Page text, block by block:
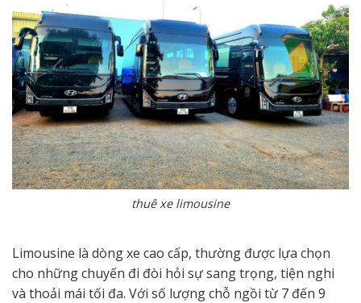
thuê xe limousine
Limousine là dòng xe cao cấp, thường được lựa chọn
cho những chuyến đi đòi hỏi sự sang trọng, tiện nghi
và thoải mái tối đa. Với số lượng chỗ ngồi từ 7 đến 9